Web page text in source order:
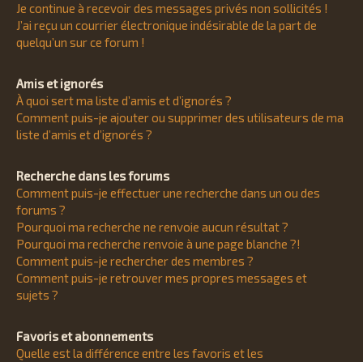
Je continue à recevoir des messages privés non sollicités !
J’ai reçu un courrier électronique indésirable de la part de
quelqu’un sur ce forum !
Amis et ignorés
À quoi sert ma liste d’amis et d’ignorés ?
Comment puis-je ajouter ou supprimer des utilisateurs de ma
liste d’amis et d’ignorés ?
Recherche dans les forums
Comment puis-je effectuer une recherche dans un ou des
forums ?
Pourquoi ma recherche ne renvoie aucun résultat ?
Pourquoi ma recherche renvoie à une page blanche ?!
Comment puis-je rechercher des membres ?
Comment puis-je retrouver mes propres messages et
sujets ?
Favoris et abonnements
Quelle est la différence entre les favoris et les